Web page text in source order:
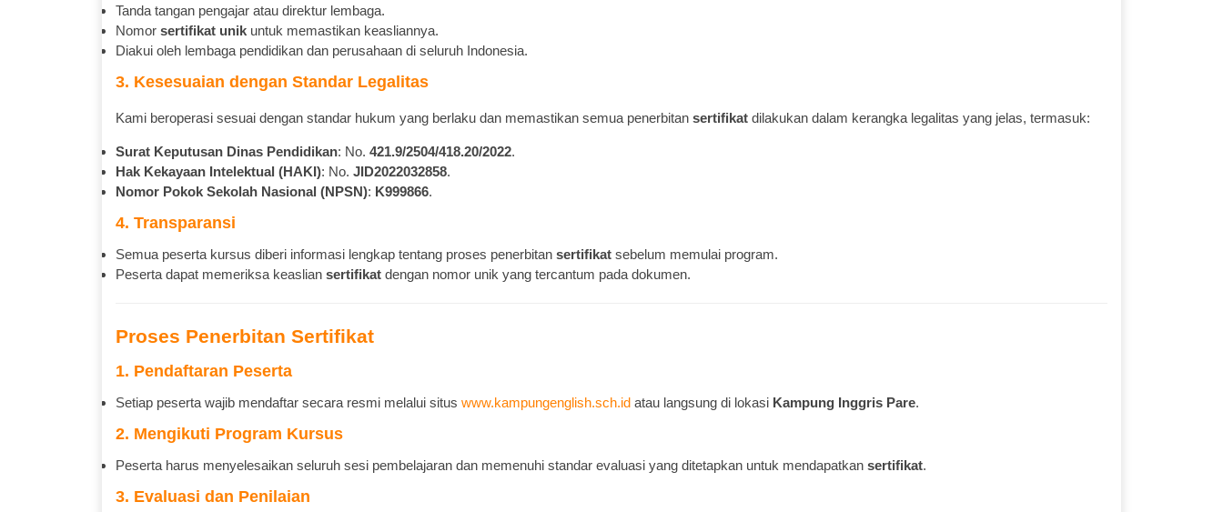
Tanda tangan pengajar atau direktur lembaga.
Nomor sertifikat unik untuk memastikan keasliannya.
Diakui oleh lembaga pendidikan dan perusahaan di seluruh Indonesia.
3. Kesesuaian dengan Standar Legalitas
Kami beroperasi sesuai dengan standar hukum yang berlaku dan memastikan semua penerbitan sertifikat dilakukan dalam kerangka legalitas yang jelas, termasuk:
Surat Keputusan Dinas Pendidikan: No. 421.9/2504/418.20/2022.
Hak Kekayaan Intelektual (HAKI): No. JID2022032858.
Nomor Pokok Sekolah Nasional (NPSN): K999866.
4. Transparansi
Semua peserta kursus diberi informasi lengkap tentang proses penerbitan sertifikat sebelum memulai program.
Peserta dapat memeriksa keaslian sertifikat dengan nomor unik yang tercantum pada dokumen.
Proses Penerbitan Sertifikat
1. Pendaftaran Peserta
Setiap peserta wajib mendaftar secara resmi melalui situs www.kampungenglish.sch.id atau langsung di lokasi Kampung Inggris Pare.
2. Mengikuti Program Kursus
Peserta harus menyelesaikan seluruh sesi pembelajaran dan memenuhi standar evaluasi yang ditetapkan untuk mendapatkan sertifikat.
3. Evaluasi dan Penilaian